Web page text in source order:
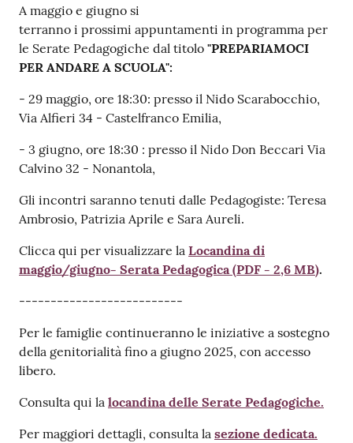
Contenuto
A maggio e giugno si
terranno i prossimi appuntamenti in programma per
le Serate Pedagogiche dal titolo "PREPARIAMOCI
PER ANDARE A SCUOLA":
- 29 maggio, ore 18:30: presso il Nido Scarabocchio,
Via Alfieri 34 - Castelfranco Emilia,
- 3 giugno, ore 18:30 : presso il Nido Don Beccari Via
Calvino 32 - Nonantola,
Gli incontri saranno tenuti dalle Pedagogiste: Teresa
Ambrosio, Patrizia Aprile e Sara Aureli.
Clicca qui per visualizzare la Locandina di
maggio/giugno- Serata Pedagogica(PDF - 2,6 MB).
--------------------------
Per le famiglie continueranno le iniziative a sostegno
della genitorialità fino a giugno 2025, con accesso
libero.
Consulta qui la locandina delle Serate Pedagogiche.
Per maggiori dettagli, consulta la sezione dedicata.